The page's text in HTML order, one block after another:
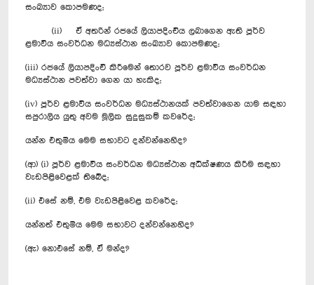
සංඛ්‍යාව කොපමණද;
(ii) ඒ අතරින් රජයේ ලියාපදිංචිය ලබාගෙන ඇති පූර්ව
ළමාවිය සංවර්ධන මධ්‍යස්ථාන සංඛ්‍යාව කොපමණද;
(iii) රජයේ ලියාපදිංචි කිරීමෙන් තොරව පූර්ව ළමාවිය සංවර්ධන
මධ්‍යස්ථාන පවත්වා ගෙන යා හැකිද;‍
(iv) පූර්ව ළමාවිය සංවර්ධන මධ්‍යස්ථානයක් පවත්වාගෙන යාම සඳහා
සපුරාලිය යුතු අවම මූලික සුදුසුකම් කවරේද;
යන්න එතුමිය මෙම සභාවට දන්වන්නෙහිද?
(ආ) (i) පූර්ව ළමාවිය සංවර්ධන මධ්‍යස්ථාන අධීක්ෂණය කිරීම සඳහා
වැඩපිළිවෙළක් තිබේද;
(ii) එසේ නම්, එම වැඩපිළිවෙළ කවරේද;
යන්නත් එතුමිය මෙම සභාවට දන්වන්නෙහිද?
(ඇ) නොඑසේ නම්, ඒ මන්ද?